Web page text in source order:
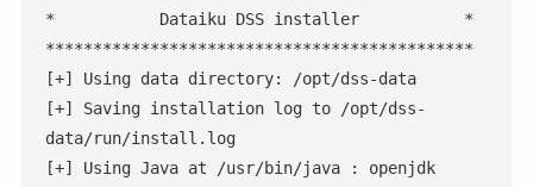
*           Dataiku DSS installer           *
*********************************************
[+] Using data directory: /opt/dss-data
[+] Saving installation log to /opt/dss-
data/run/install.log
[+] Using Java at /usr/bin/java : openjdk